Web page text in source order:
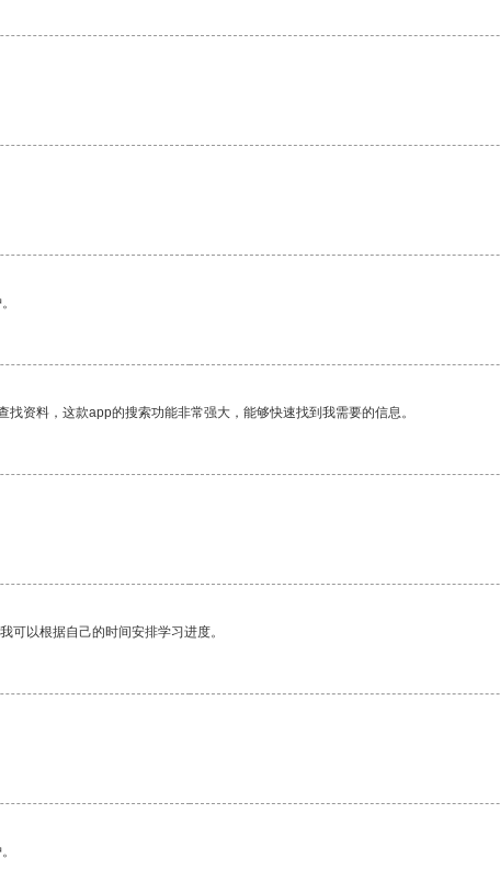
资料，这款app的搜索功能非常强大，能够快速找到我需要的信息。
可以根据自己的时间安排学习进度。